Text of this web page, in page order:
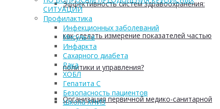
Эффективность систем здравоохранения:
как сделать измерение показателей частью
политики и управления?
Организация первичной медико-санитарной
СИТУАЦИЙ
Профилактика
Инфекционных заболеваний
Инсульта
Инфаркта
Сахарного диабета
Рака
ХОБЛ
Гепатита С
Безопасность пациентов
Школа ХНИЗ